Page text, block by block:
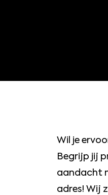
Wil je
Begrijp jij
aandacht
adres! Wij